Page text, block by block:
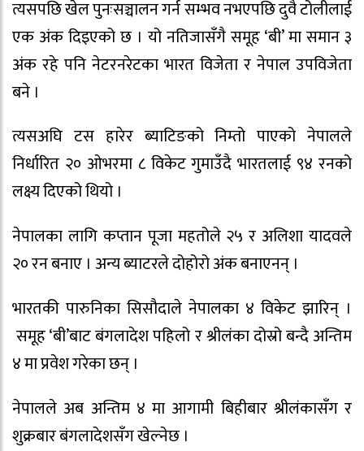
त्यसपछि खेल पुनःसञ्चालन गर्न सम्भव नभएपछि दुवै टोलीलाई
एक अंक दिइएको छ । यो नतिजासँगै समूह ‘बी’ मा समान ३
अंक रहे पनि नेटरनरेटका भारत विजेता र नेपाल उपविजेता
बने ।
त्यसअघि टस हारेर ब्याटिङको निम्तो पाएको नेपालले
निर्धारित २० ओभरमा ८ विकेट गुमाउँदै भारतलाई ९४ रनको
लक्ष्य दिएको थियो ।
नेपालका लागि कप्तान पूजा महतोले २५ र अलिशा यादवले
२० रन बनाए । अन्य ब्याटरले दोहोरो अंक बनाएनन् ।
भारतकी पारुनिका सिसौदाले नेपालका ४ विकेट झारिन् ।
समूह ‘बी’बाट बंगलादेश पहिलो र श्रीलंका दोस्रो बन्दै अन्तिम
४ मा प्रवेश गरेका छन् ।
नेपालले अब अन्तिम ४ मा आगामी बिहीबार श्रीलंकासँग र
शुक्रबार बंगलादेशसँग खेल्नेछ ।